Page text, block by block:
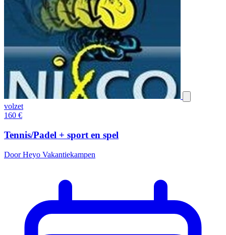
volzet
160 €
Tennis/Padel + sport en spel
Door Heyo Vakantiekampen